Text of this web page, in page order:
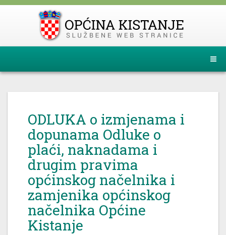
ODLUKA o izmjenama i
dopunama Odluke o
plaći, naknadama i
drugim pravima
općinskog načelnika i
zamjenika općinskog
načelnika Općine
Kistanje